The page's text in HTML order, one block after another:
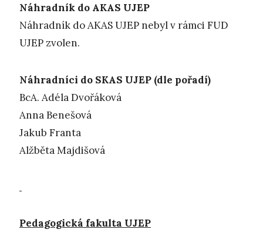
Náhradník do AKAS UJEP
Náhradník do AKAS UJEP nebyl v rámci FUD
UJEP zvolen.
Náhradníci do SKAS UJEP (dle pořadí)
BcA. Adéla Dvořáková
Anna Benešová
Jakub Franta
Alžběta Majdišová
Pedagogická fakulta UJEP